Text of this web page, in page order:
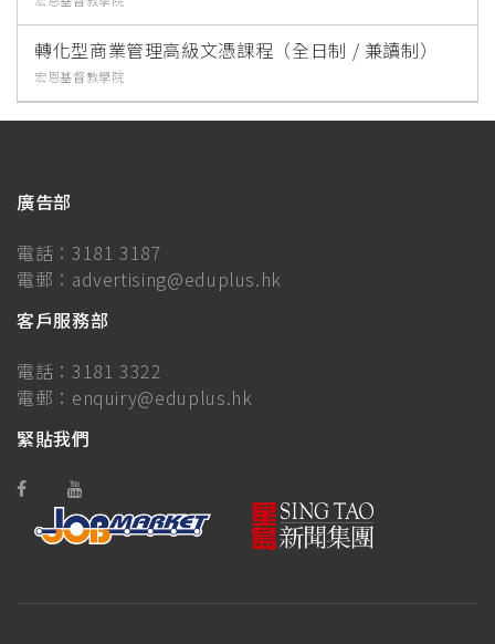
轉化型商業管理高級文憑課程（全日制 / 兼讀制）
宏恩基督教學院
廣告部
電話： 3181 3187
電郵： advertising@eduplus.hk
客戶服務部
電話： 3181 3322
電郵： enquiry@eduplus.hk
緊貼我們